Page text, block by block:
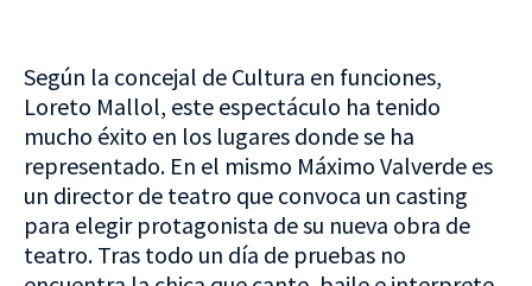
Según la concejal de Cultura en funciones,
Loreto Mallol, este espectáculo ha tenido
mucho éxito en los lugares donde se ha
representado. En el mismo Máximo Valverde es
un director de teatro que convoca un casting
para elegir protagonista de su nueva obra de
teatro. Tras todo un día de pruebas no